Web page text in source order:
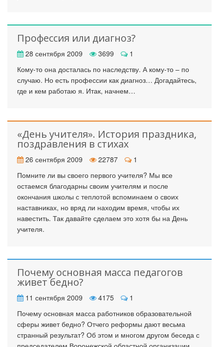
Профессия или диагноз?
28 сентября 2009 3699
1
Кому-то она досталась по наследству. А кому-то – по
случаю. Но есть профессии как диагноз… Догадайтесь,
где и кем работаю я. Итак, начнем…
«День учителя». История праздника,
поздравления в стихах
26 сентября 2009 22787
1
Помните ли вы своего первого учителя? Мы все
остаемся благодарны своим учителям и после
окончания школы с теплотой вспоминаем о своих
наставниках, но вряд ли находим время, чтобы их
навестить. Так давайте сделаем это хотя бы на День
учителя.
Почему основная масса педагогов
живет бедно?
11 сентября 2009 4175
1
Почему основная масса работников образовательной
сферы живет бедно? Отчего реформы дают весьма
странный результат? Об этом и многом другом беседа с